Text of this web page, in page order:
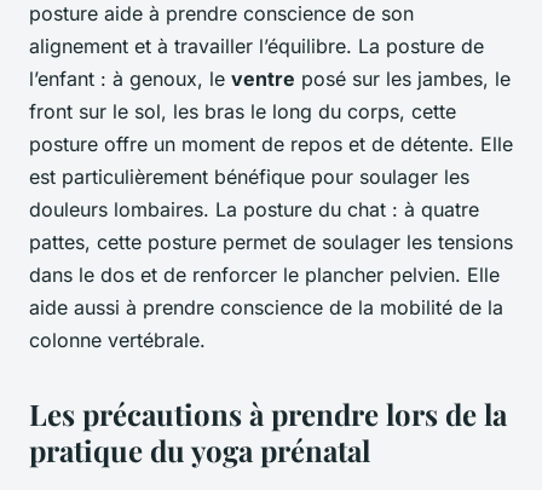
posture aide à prendre conscience de son
alignement et à travailler l’équilibre. La posture de
l’enfant : à genoux, le ventre posé sur les jambes, le
front sur le sol, les bras le long du corps, cette
posture offre un moment de repos et de détente. Elle
est particulièrement bénéfique pour soulager les
douleurs lombaires. La posture du chat : à quatre
pattes, cette posture permet de soulager les tensions
dans le dos et de renforcer le plancher pelvien. Elle
aide aussi à prendre conscience de la mobilité de la
colonne vertébrale.
Les précautions à prendre lors de la
pratique du yoga prénatal